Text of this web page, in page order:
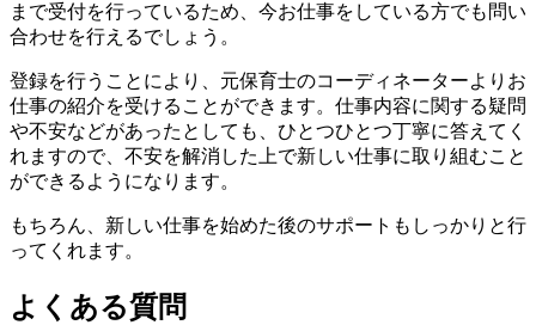
まで受付を行っているため、今お仕事をしている方でも問い
合わせを行えるでしょう。
登録を行うことにより、元保育士のコーディネーターよりお
仕事の紹介を受けることができます。仕事内容に関する疑問
や不安などがあったとしても、ひとつひとつ丁寧に答えてく
れますので、不安を解消した上で新しい仕事に取り組むこと
ができるようになります。
もちろん、新しい仕事を始めた後のサポートもしっかりと行
ってくれます。
よくある質問